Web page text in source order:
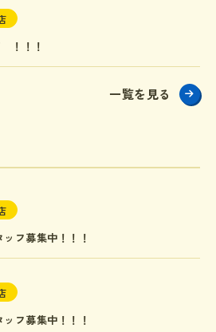
！！！
一覧を見る
フ募集中！！！
フ募集中！！！